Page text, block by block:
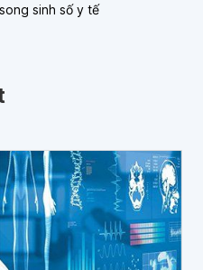
sinh số y tế